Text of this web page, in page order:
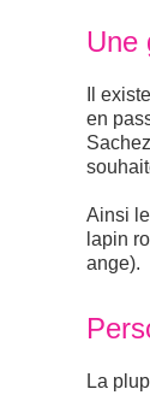
Une
Il
en
Ainsi
lapin
ange).
La